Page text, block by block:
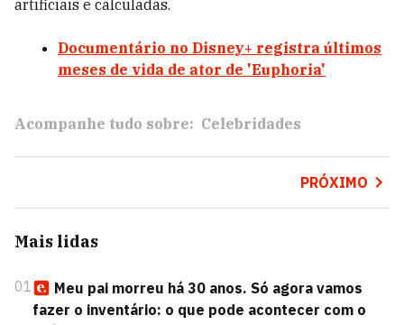
artificiais e calculadas.
Documentário no Disney+ registra últimos
meses de vida de ator de 'Euphoria'
Acompanhe tudo sobre: Celebridades
PRÓXIMO
Mais lidas
01
Meu pai morreu há 30 anos. Só agora vamos
fazer o inventário: o que pode acontecer com o